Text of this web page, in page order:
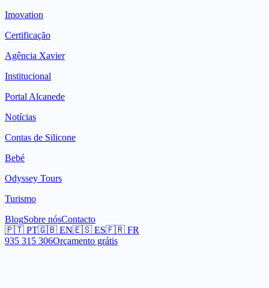
Imovation
Certificação
Agência Xavier
Institucional
Portal Alcanede
Notícias
Contas de Silicone
Bebé
Odyssey Tours
Turismo
BlogSobre nósContacto
🇵🇹 PT🇬🇧 EN🇪🇸 ES🇫🇷 FR
935 315 306Orçamento grátis